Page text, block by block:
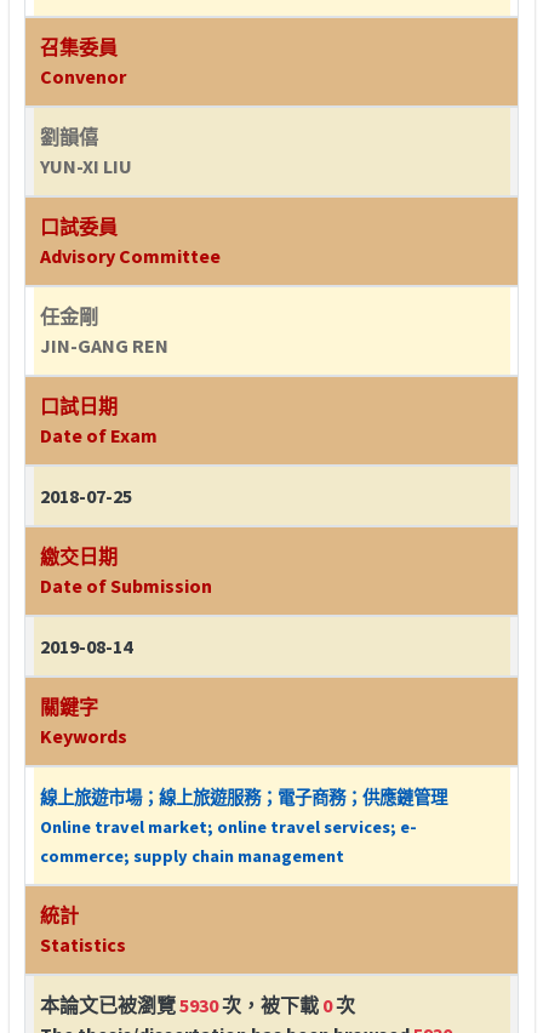
召集委員
Convenor
劉韻僖
YUN-XI LIU
口試委員
Advisory Committee
任金剛
JIN-GANG REN
口試日期
Date of Exam
2018-07-25
繳交日期
Date of Submission
2019-08-14
關鍵字
Keywords
線上旅遊市場；線上旅遊服務；電子商務；供應鏈管理
Online travel market; online travel services; e-
commerce; supply chain management
統計
Statistics
本論文已被瀏覽5930次，被下載 0次